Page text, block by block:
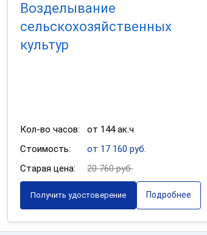
Возделывание
сельскохозяйственных
культур
Кол-во часов:
от 144 ак.ч
Стоимость:
от 17 160 руб.
Старая цена:
20 760 руб.
Получить удостоверение Подробнее